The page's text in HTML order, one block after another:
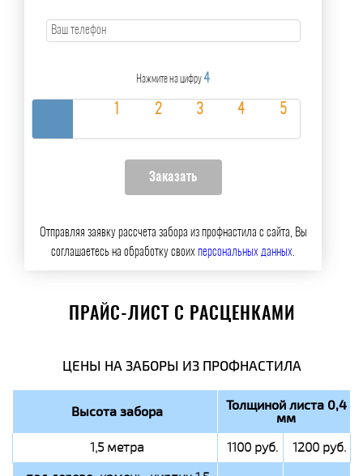
Нажмите на цифру 4
Отправляя заявку рассчета забора из профнастила с сайта, Вы
соглашаетесь на обработку своихперсональных данных
ПРАЙС-ЛИСТ С РАСЦЕНКАМИ
ЦЕНЫ НА ЗАБОРЫ ИЗ ПРОФНАСТИЛА
Высота забора Толщиной листа 0,4
мм
1,5 метра 1100 руб.
1200 руб.